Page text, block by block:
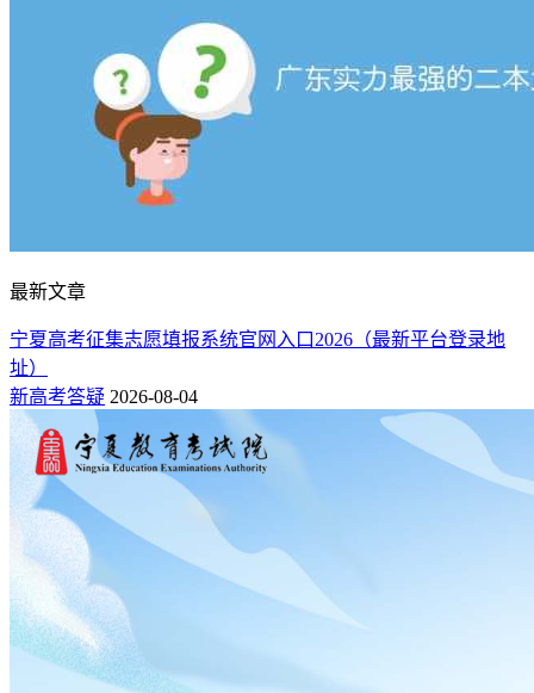
最新文章
宁夏高考征集志愿填报系统官网入口2026（最新平台登录地
址）
新高考答疑 2026-08-04